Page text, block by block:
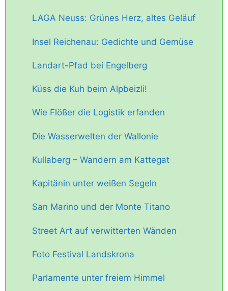
LAGA Neuss: Grünes Herz, altes Geläuf
Insel Reichenau: Gedichte und Gemüse
Landart-Pfad bei Engelberg
Küss die Kuh beim Alpbeizli!
Wie Flößer die Logistik erfanden
Die Wasserwelten der Wallonie
Kullaberg – Wandern am Kattegat
Kapitänin unter weißen Segeln
San Marino und der Monte Titano
Street Art auf verwitterten Wänden
Foto Festival Landskrona
Parlamente unter freiem Himmel